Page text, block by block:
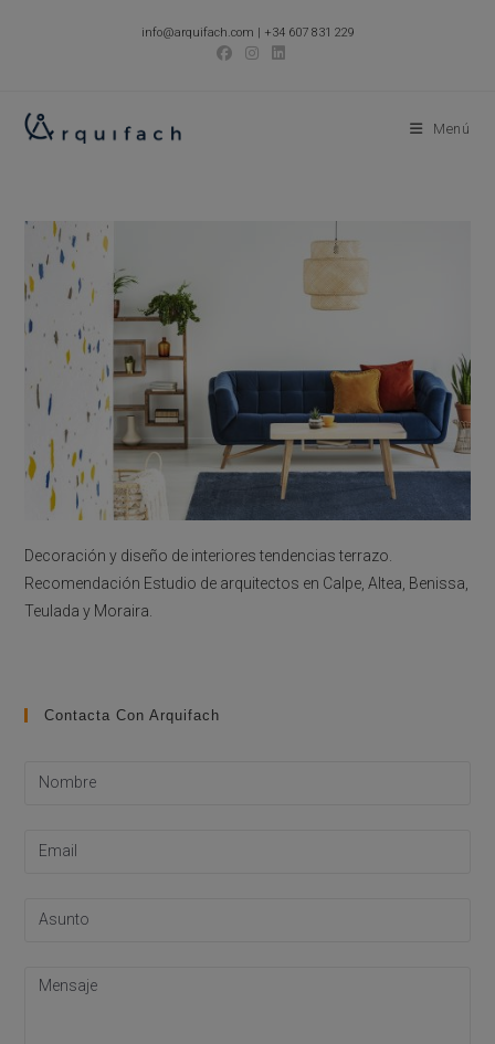
info@arquifach.com | +34 607 831 229
Menú
Decoración y diseño de interiores tendencias terrazo.
Recomendación Estudio de arquitectos en Calpe, Altea, Benissa,
Teulada y Moraira.
Contacta Con Arquifach